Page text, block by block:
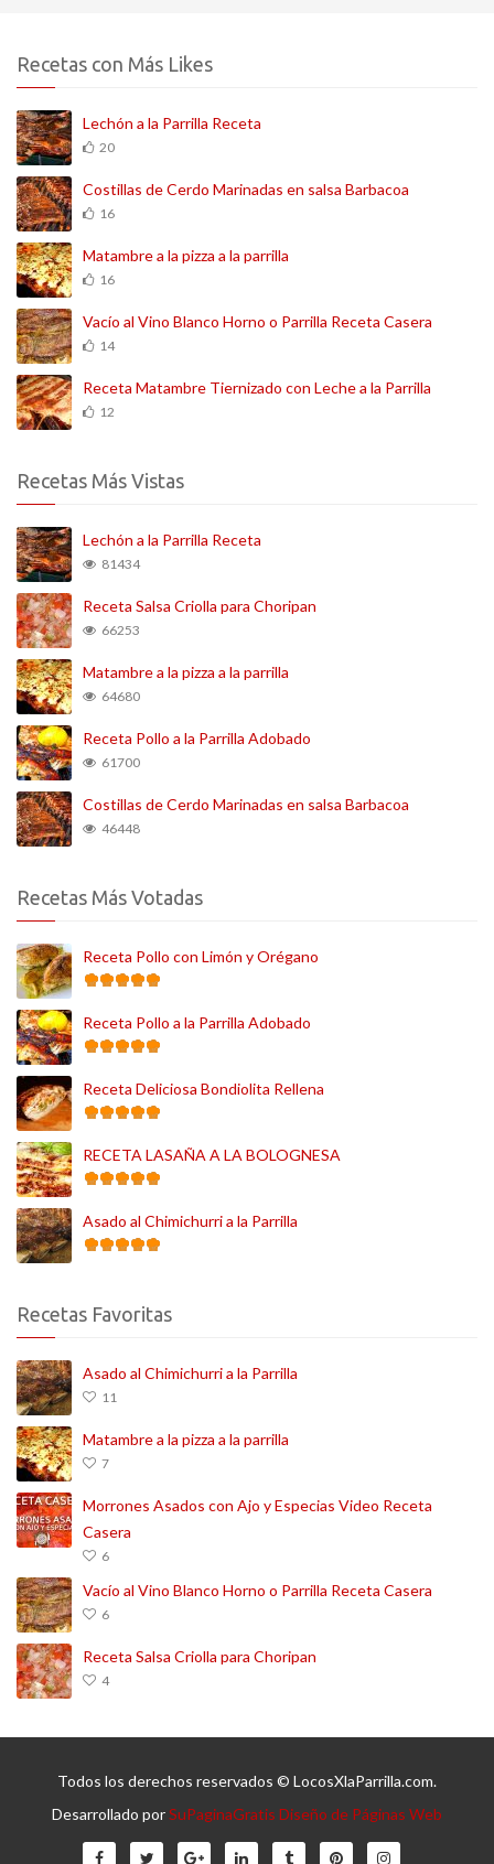
Recetas con Más Likes
Lechón a la Parrilla Receta
20
Costillas de Cerdo Marinadas en salsa Barbacoa
16
Matambre a la pizza a la parrilla
16
Vacío al Vino Blanco Horno o Parrilla Receta Casera
14
Receta Matambre Tiernizado con Leche a la Parrilla
12
Recetas Más Vistas
Lechón a la Parrilla Receta
81434
Receta Salsa Criolla para Choripan
66253
Matambre a la pizza a la parrilla
64680
Receta Pollo a la Parrilla Adobado
61700
Costillas de Cerdo Marinadas en salsa Barbacoa
46448
Recetas Más Votadas
Receta Pollo con Limón y Orégano
Receta Pollo a la Parrilla Adobado
Receta Deliciosa Bondiolita Rellena
RECETA LASAÑA A LA BOLOGNESA
Asado al Chimichurri a la Parrilla
Recetas Favoritas
Asado al Chimichurri a la Parrilla
11
Matambre a la pizza a la parrilla
7
Morrones Asados con Ajo y Especias Video Receta
Casera
6
Vacío al Vino Blanco Horno o Parrilla Receta Casera
6
Receta Salsa Criolla para Choripan
4
Todos los derechos reservados © LocosXlaParrilla.com.
Desarrollado porSuPaginaGratis Diseño de Páginas Web